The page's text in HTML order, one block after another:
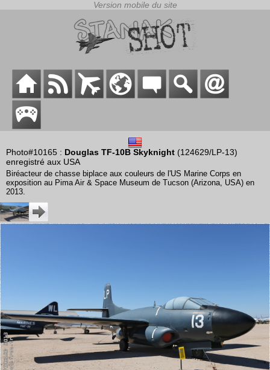
Photo#10165 : Douglas TF-10B Skyknight (124629/LP-13)
enregistré aux USA
Biréacteur de chasse biplace aux couleurs de l'US Marine Corps en
exposition au Pima Air & Space Museum de Tucson (Arizona, USA) en
2013.